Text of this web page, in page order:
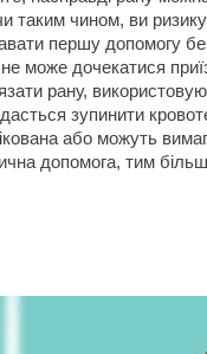
чином, ви
першу допомогу
може дочекатися
рану,
зупинити
або можуть
допомога, тим